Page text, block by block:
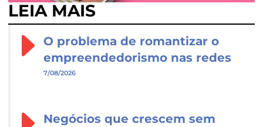
LEIA MAIS
O problema de romantizar o
empreendedorismo nas redes
7/08/2026
Negócios que crescem sem